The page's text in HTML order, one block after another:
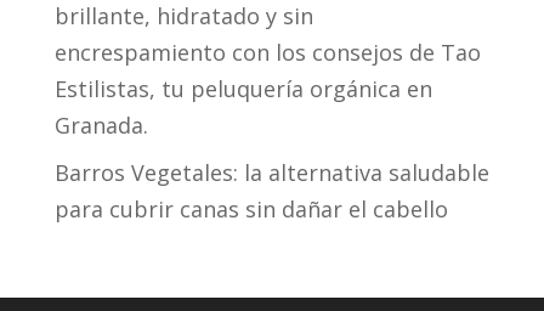
brillante, hidratado y sin
encrespamiento con los consejos de Tao
Estilistas, tu peluquería orgánica en
Granada.
Barros Vegetales: la alternativa saludable
para cubrir canas sin dañar el cabello